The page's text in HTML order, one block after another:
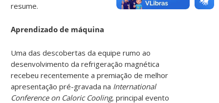
resume.
Aprendizado de máquina
Uma das descobertas da equipe rumo ao
desenvolvimento da refrigeração magnética
recebeu recentemente a premiação de melhor
apresentação pré-gravada na International
Conference on Caloric Cooling, principal evento